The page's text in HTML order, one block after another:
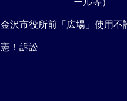
ール等）
金沢市役所前「広場」使用不
憲！訴訟